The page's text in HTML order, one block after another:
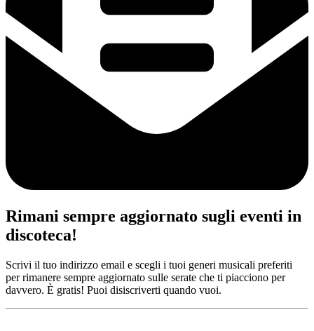
Rimani sempre aggiornato sugli eventi in
discoteca!
Scrivi il tuo indirizzo email e scegli i tuoi generi musicali preferiti
per rimanere sempre aggiornato sulle serate che ti piacciono per
davvero. È gratis! Puoi disiscriverti quando vuoi.